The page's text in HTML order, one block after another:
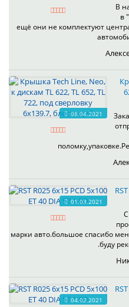
В
в
ещё они не комплектуют
08.04.2021
01.03.2021
марки авто.большое спасибо
.буду
04.02.2021